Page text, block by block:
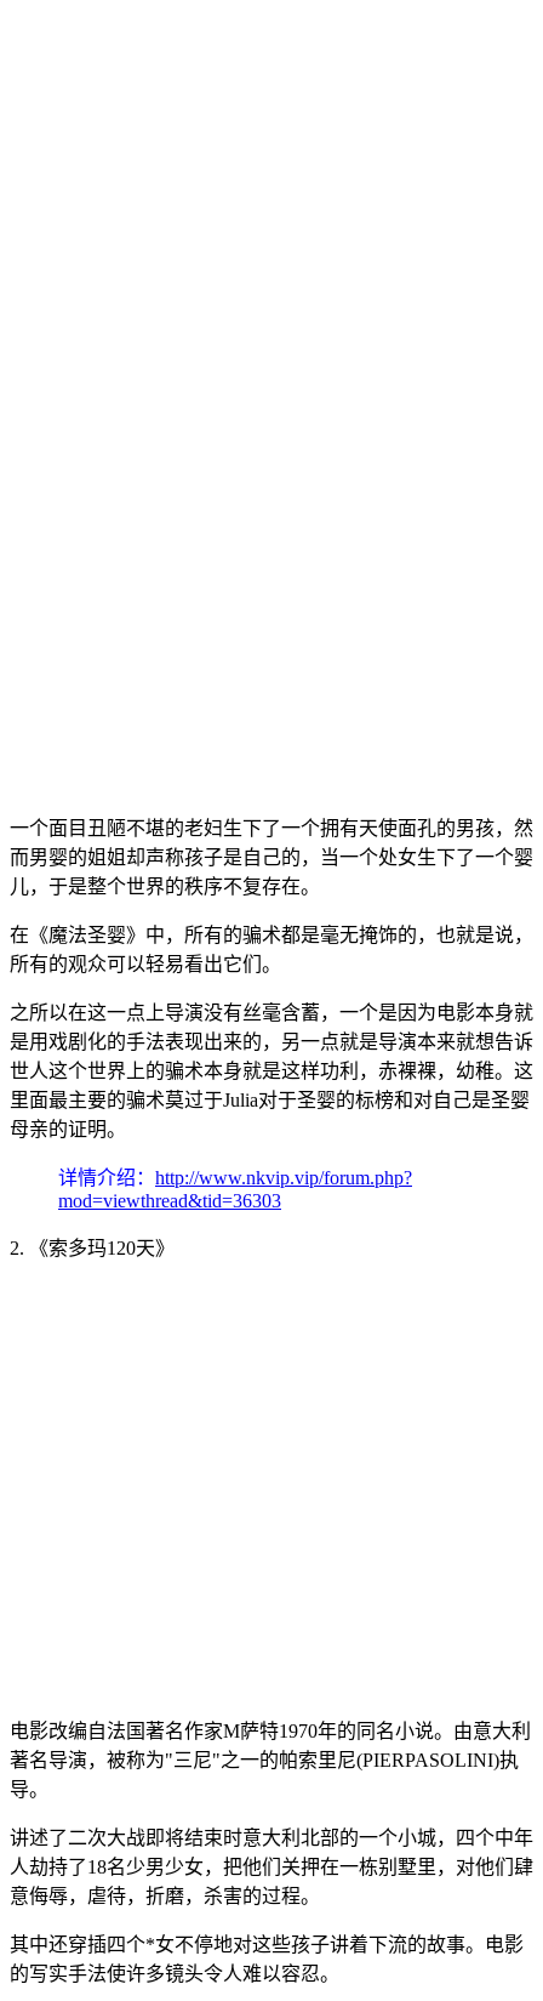
一个面目丑陋不堪的老妇生下了一个拥有天使面孔的男孩，然
而男婴的姐姐却声称孩子是自己的，当一个处女生下了一个婴
儿，于是整个世界的秩序不复存在。
在《魔法圣婴》中，所有的骗术都是毫无掩饰的，也就是说，
所有的观众可以轻易看出它们。
之所以在这一点上导演没有丝毫含蓄，一个是因为电影本身就
是用戏剧化的手法表现出来的，另一点就是导演本来就想告诉
世人这个世界上的骗术本身就是这样功利，赤裸裸，幼稚。这
里面最主要的骗术莫过于Julia对于圣婴的标榜和对自己是圣婴
母亲的证明。
详情介绍： http://www.nkvip.vip/forum.php?
mod=viewthread&tid=36303
2. 《索多玛120天》
电影改编自法国著名作家M萨特1970年的同名小说。由意大利
著名导演，被称为"三尼"之一的帕索里尼(PIERPASOLINI)执
导。
讲述了二次大战即将结束时意大利北部的一个小城，四个中年
人劫持了18名少男少女，把他们关押在一栋别墅里，对他们肆
意侮辱，虐待，折磨，杀害的过程。
其中还穿插四个*女不停地对这些孩子讲着下流的故事。电影
的写实手法使许多镜头令人难以容忍。